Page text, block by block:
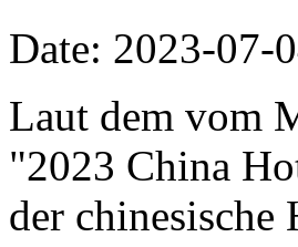
Date: 2023-07-
Laut dem vom
"2023 China
der